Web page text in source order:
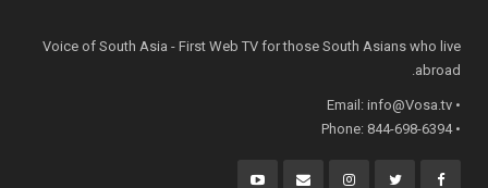
Voice of South Asia - First Web TV for those South Asians who live
abroad.
• Email:
info@Vosa.tv
• Phone: 844-698-6394